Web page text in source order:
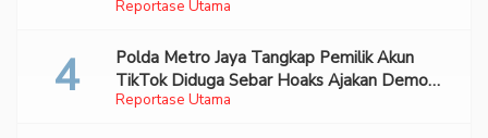
Reportase Utama
Reportase Utama
Polda Metro Jaya Tangkap Pemilik Akun
TikTok Diduga Sebar Hoaks Ajakan Demo
Turunkan Prabowo-Gibran